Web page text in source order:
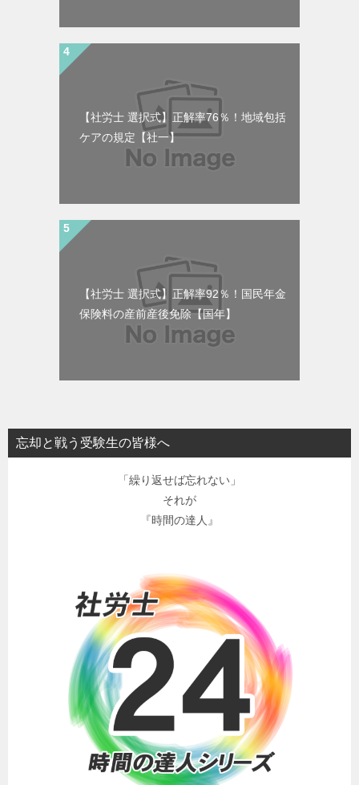
【社労士 選択式】正解率76％！地域包括
ケアの規定【社一】
【社労士 選択式】正解率92％！国民年金
保険料の産前産後免除【国年】
忘却と戦う受験生の皆様へ
「繰り返せば忘れない」
それが
『時間の達人』